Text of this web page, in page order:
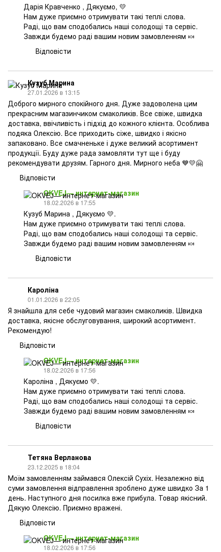
Дарія Кравченко , Дякуємо, 💛
Нам дуже приємно отримувати такі теплі слова.
Раді, що вам сподобались наші солодощі та сервіс.
Завжди будемо раді вашим новим замовленням 🍬
Відповісти
Кузуб Марина
27.01.2026 в 13:15
Доброго мирного спокійного дня. Дуже задоволена цим
прекрасним магазинчиком смаколиків. Все свіже, швидка
доставка, ввічливість і підхід до кожного клієнта. Особлива
подяка Олексію. Все приходить сіже, швидко і якісно
запаковано. Все смачненьке і дуже великий асортимент
продукції. Буду дуже рада замовляти тут ще і буду
рекомендувати друзям. Гарного дня. Мирного неба 💙💛🤗
Відповісти
OKVEJ— интернет-магазин
18.02.2026 в 17:55
Кузуб Марина , Дякуємо 💛.
Нам дуже приємно отримувати такі теплі слова.
Раді, що вам сподобались наші солодощі та сервіс.
Завжди будемо раді вашим новим замовленням 🍬
Відповісти
Кароліна
01.01.2026 в 22:05
Я знайшла для себе чудовий магазин смаколиків. Швидка
доставка, якісне обслуговування, широкий асортимент.
Рекомендую!
Відповісти
OKVEJ— интернет-магазин
18.02.2026 в 17:56
Кароліна , Дякуємо 💛.
Нам дуже приємно отримувати такі теплі слова.
Раді, що вам сподобались наші солодощі та сервіс.
Завжди будемо раді вашим новим замовленням 🍬
Відповісти
Тетяна Верланова
23.12.2025 в 18:04
Моїм замовленням займався Олексій Сухіх. Незалежно від
суми замовлення відправлення зроблено дуже швидко За 1
день. Наступного дня посилка вже прибула. Товар якісний.
Дякую Олексію. Приємно вражені.
Відповісти
OKVEJ— интернет-магазин
18.02.2026 в 17:56